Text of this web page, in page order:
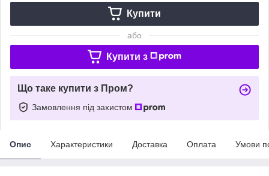
Купити
або
Купити з
Що таке купити з Пром?
Замовлення під захистом
Опис Характеристики Доставка Оплата Умови